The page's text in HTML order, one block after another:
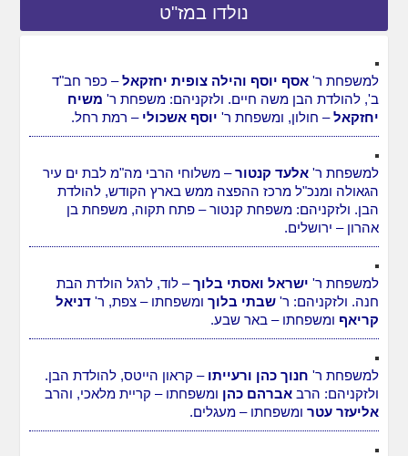
נולדו במז"ט
למשפחת ר'אסף יוסף והילה צופית יחזקאל– כפר חב"ד
ב', להולדת הבן משה חיים. ולזקניהם: משפחת ר' משיח
יחזקאל– חולון, ומשפחת ר' יוסף אשכולי – רמת רחל.
למשפחת ר'אלעד קנטור– משלוחי הרבי מה"מ לבת ים עיר
הגאולה ומנכ"ל מרכז ההפצה ממש בארץ הקודש, להולדת
הבן. ולזקניהם: משפחת קנטור – פתח תקוה, משפחת בן
אהרון – ירושלים.
למשפחת ר' ישראל ואסתי בלוך– לוד, לרגל הולדת הבת
חנה. ולזקניהם: ר'שבתי בלוך ומשפחתו – צפת, ר'דניאל
קריאף ומשפחתו – באר שבע.
למשפחת ר' חנוך כהן ורעייתו – קראון הייטס, להולדת הבן.
ולזקניהם: הרבאברהם כהן ומשפחתו – קריית מלאכי, והרב
אליעזר עטר ומשפחתו – מעגלים.